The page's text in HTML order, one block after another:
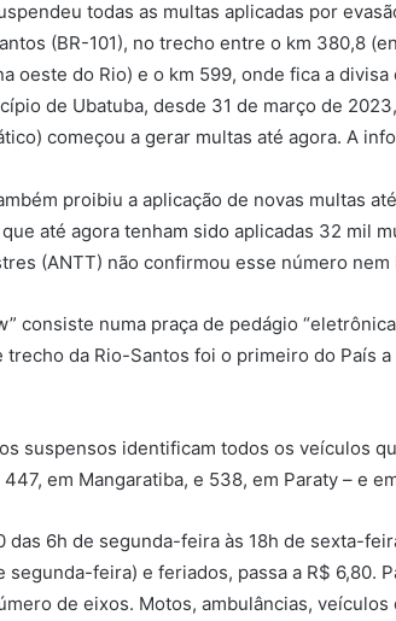
todas as multas aplicadas por
(BR-101), no trecho entre o km 380,8
oeste do Rio) e o km 599, onde fica a
de Ubatuba, desde 31 de março de
começou a gerar multas até agora. A
proibiu a aplicação de novas multas
até agora tenham sido aplicadas 32 mil
(ANTT) não confirmou esse número
consiste numa praça de pedágio
trecho da Rio-Santos foi o primeiro do País
suspensos identificam todos os veículos
em Mangaratiba, e 538, em Paraty – e
das 6h de segunda-feira às 18h de sexta-
segunda-feira) e feriados, passa a R$ 6,80.
de eixos. Motos, ambulâncias,